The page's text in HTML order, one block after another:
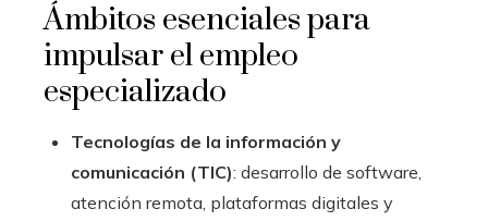
Ámbitos esenciales para
impulsar el empleo
especializado
Tecnologías de la información y
comunicación (TIC): desarrollo de software,
atención remota, plataformas digitales y